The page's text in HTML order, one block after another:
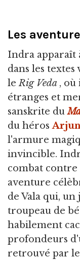
Les
Indra apparaît
dans les
leRig Veda , où
étranges et
sanskrite du
du héros
l'armure
invincible.
combat contre
aventure
de Vala qui,
troupeau de
habilement
profondeurs
retrouvé par